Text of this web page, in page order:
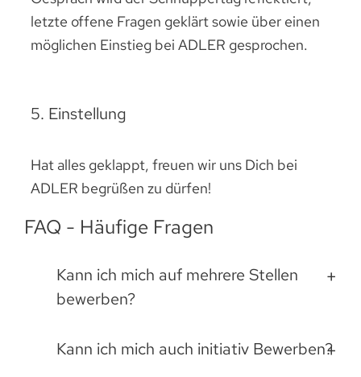
letzte offene Fragen geklärt sowie über einen
möglichen Einstieg bei ADLER gesprochen.
5. Einstellung
Hat alles geklappt, freuen wir uns Dich bei
ADLER begrüßen zu dürfen!
FAQ - Häufige Fragen
Kann ich mich auf mehrere Stellen
bewerben?
Kann ich mich auch initiativ Bewerben?